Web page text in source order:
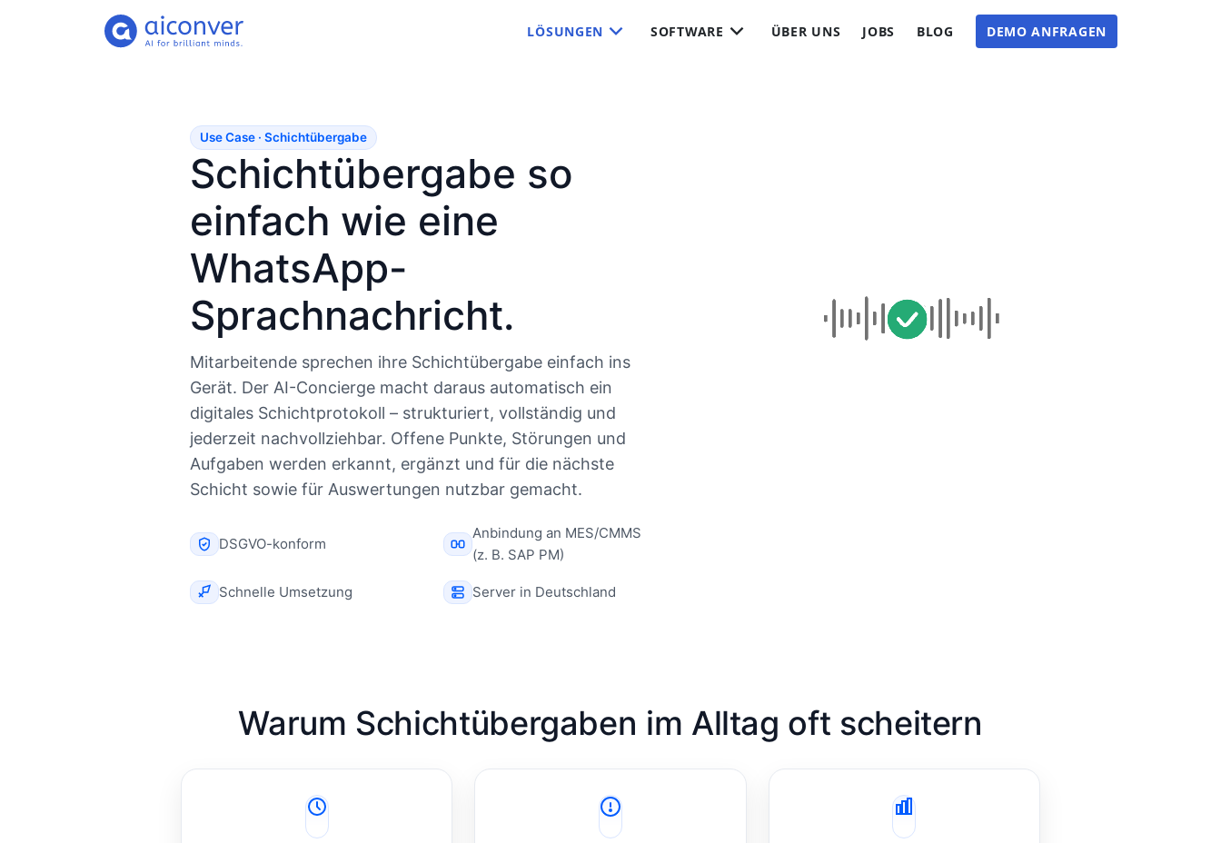
LÖSUNGEN SOFTWARE ÜBER UNS JOBS BLOG DEMO ANFRAGEN
Use Case · Schichtübergabe
Schichtübergabe so
einfach wie eine
WhatsApp-
Sprachnachricht.
Mitarbeitende sprechen ihre Schichtübergabe einfach ins
Gerät. Der AI-Concierge macht daraus automatisch ein
digitales Schichtprotokoll – strukturiert, vollständig und
jederzeit nachvollziehbar. Offene Punkte, Störungen und
Aufgaben werden erkannt, ergänzt und für die nächste
Schicht sowie für Auswertungen nutzbar gemacht.
DSGVO-konform
Anbindung an MES/CMMS
(z. B. SAP PM)
Schnelle Umsetzung Server in Deutschland
Warum Schichtübergaben im Alltag oft scheitern